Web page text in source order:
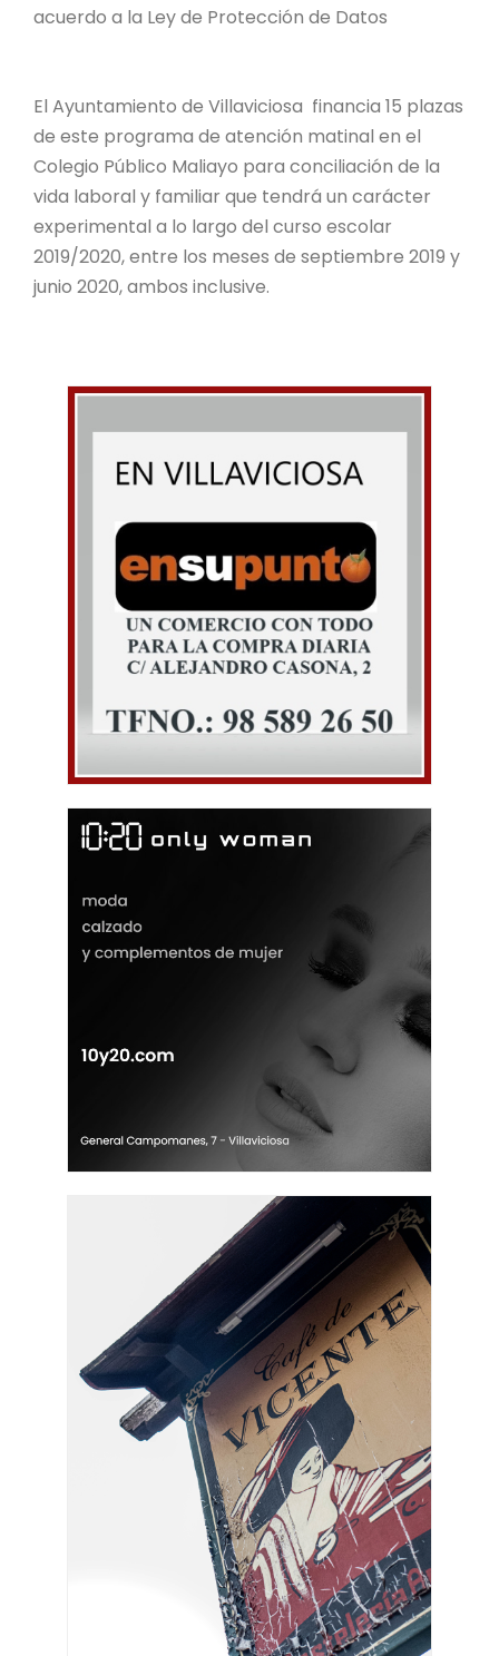
acuerdo a la Ley de Protección de Datos
El Ayuntamiento de Villaviciosa financia 15 plazas
de este programa de atención matinal en el
Colegio Público Maliayo para conciliación de la
vida laboral y familiar que tendrá un carácter
experimental a lo largo del curso escolar
2019/2020, entre los meses de septiembre 2019 y
junio 2020, ambos inclusive.